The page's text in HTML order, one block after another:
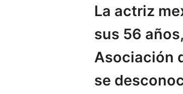
La actriz
sus 56
Asociación
se